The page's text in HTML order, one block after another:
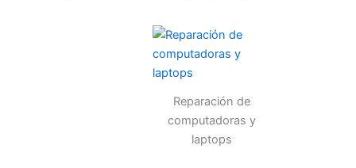
Reparación de
computadoras y
laptops